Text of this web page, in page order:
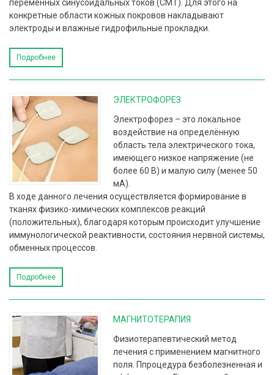
переменных синусоидальных токов (СМТ). Для этого на
конкретные области кожных покровов накладывают
электроды и влажные гидрофильные прокладки.
Подробнее
ЭЛЕКТРОФОРЕЗ
Электрофорез – это локальное
воздействие на определённую
область тела электрического тока,
имеющего низкое напряжение (не
более 60 В) и малую силу (менее 50
мА).
В ходе данного лечения осуществляется формирование в
тканях физико-химических комплексов реакций
(положительных), благодаря которым происходит улучшение
иммунологической реактивности, состояния нервной системы,
обменных процессов.
Подробнее
МАГНИТОТЕРАПИЯ
Физиотерапевтический метод
лечения с применением магнитного
поля. Ппроцедура безболезненная и